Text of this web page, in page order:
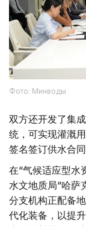
Фото: Минводы
双方还开发了集
统，可实现灌溉
签名签订供水合同
在“气候适应型水
水文地质局“哈
分支机构正配备
代化装备，以提